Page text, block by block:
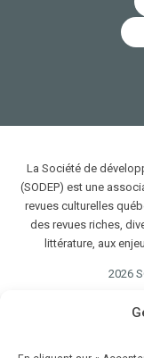
La Société de
(SODEP) est une
revues culturelles
des revues riches,
littérature, aux
2026